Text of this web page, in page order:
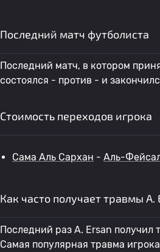
Последний матч футболиста
Последний матч, в котором
состоялся - против - и
Стоимость переходов игрока
Сама Аль Сархан - Аль-
Как часто получает травмы A.
Последний раз A. Ersan получил
Самая популярная травма